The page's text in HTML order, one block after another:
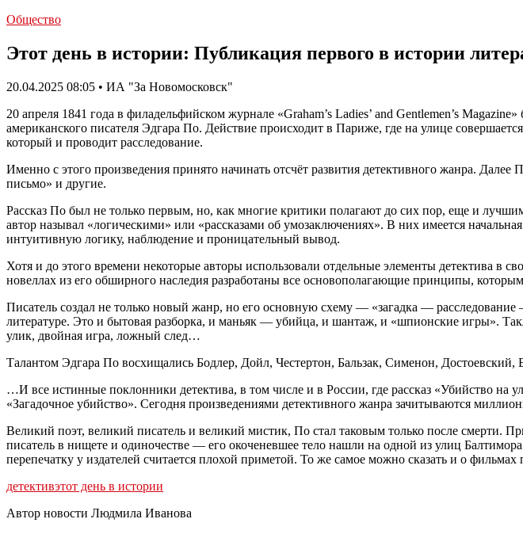
Общество
Этот день в истории: Публикация первого в истории
20.04.2025 08:05 • ИА "За Новомосковск"
20 апреля 1841 года в филадельфийском журнале «Graham’s Ladies’ and Gentlemen’s
американского писателя Эдгара По. Действие происходит в Париже, где на улице
который и проводит расследование.
Именно с этого произведения принято начинать отсчёт развития детективного жанра.
письмо» и другие.
Рассказ По был не только первым, но, как многие критики полагают до сих пор, еще и
автор называл «логическими» или «рассказами об умозаключениях». В них имеется
интуитивную логику, наблюдение и проницательный вывод.
Хотя и до этого времени некоторые авторы использовали отдельные элементы детектива в
новеллах из его обширного наследия разработаны все основополагающие принципы,
Писатель создал не только новый жанр, но его основную схему — «загадка —
литературе. Это и бытовая разборка, и маньяк — убийца, и шантаж, и «шпионские игры».
улик, двойная игра, ложный след…
Талантом Эдгара По восхищались Бодлер, Дойл, Честертон, Бальзак, Сименон,
…И все истинные поклонники детектива, в том числе и в России, где рассказ «Убийство
«Загадочное убийство». Сегодня произведениями детективного жанра зачитываются
Великий поэт, великий писатель и великий мистик, По стал таковым только после смерти.
писатель в нищете и одиночестве — его окоченевшее тело нашли на одной из улиц
перепечатку у издателей считается плохой приметой. То же самое можно сказать и о
детективэтот день в истории
Автор новости Людмила Иванова